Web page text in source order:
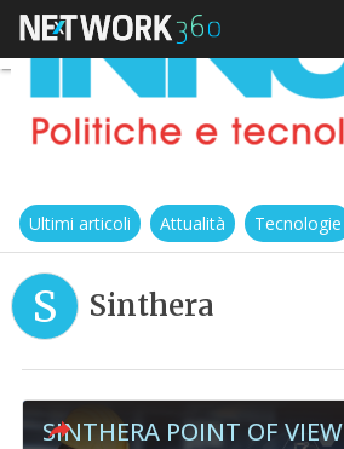
Ultimi articoli Attualità Tecnologie
S Sinthera
SINTHERA POINT OF VIEW